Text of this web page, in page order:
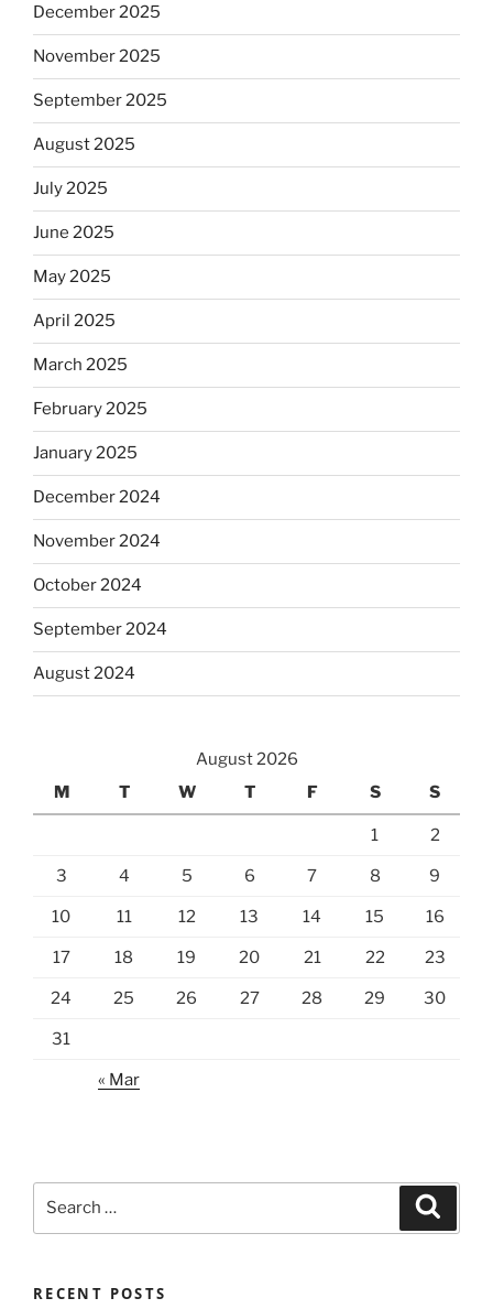
December 2025
November 2025
September 2025
August 2025
July 2025
June 2025
May 2025
April 2025
March 2025
February 2025
January 2025
December 2024
November 2024
October 2024
September 2024
August 2024
August 2026
M
T W T F S S
1 2
3 4 5 6 7 8 9
10 11 12 13 14 15 16
17 18 19 20 21 22 23
24 25 26 27 28 29 30
31
« Mar
RECENT POSTS